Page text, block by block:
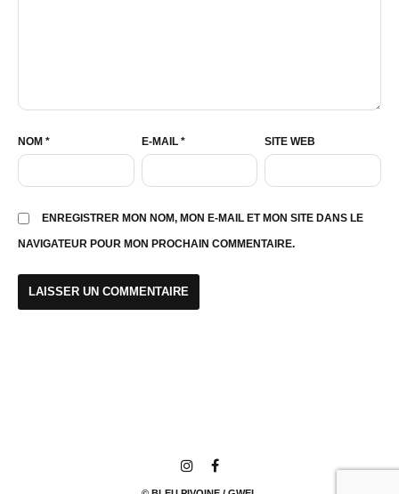
NOM * E-MAIL * SITE WEB
ENREGISTRER MON NOM, MON E-MAIL ET MON SITE DANS LE
NAVIGATEUR POUR MON PROCHAIN COMMENTAIRE.